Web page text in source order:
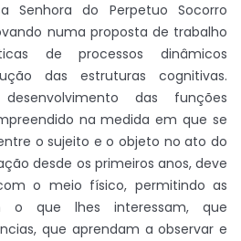
Senhora do Perpetuo Socorro
numa proposta de trabalho
de processos dinâmicos
das estruturas cognitivas.
das funções
na medida em que se
o sujeito e o objeto no ato do
desde os primeiros anos, deve
o meio físico, permitindo as
o que lhes interessam, que
que aprendam a observar e